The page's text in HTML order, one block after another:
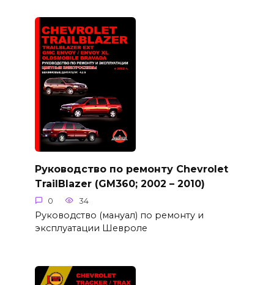
Руководство по ремонту Chevrolet
TrailBlazer (GM360; 2002 – 2010)
0 34
Руководство (мануал) по ремонту и
эксплуатации Шевроле